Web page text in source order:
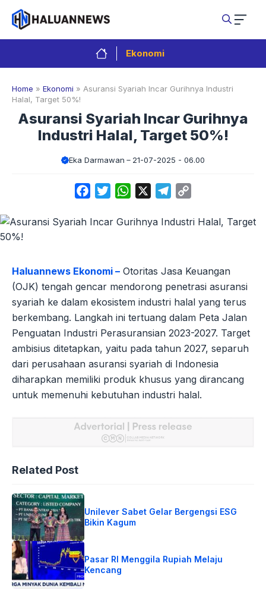
Langsung
isi
Ekonomi
Home » Ekonomi » Asuransi Syariah Incar Gurihnya Industri
Halal, Target 50%!
Asuransi Syariah Incar Gurihnya
Industri Halal, Target 50%!
Eka Darmawan 21-07-2025 - 06.00
FacebookTwitterWhatsApp Telegram
Haluannews Ekonomi – Otoritas Jasa Keuangan
(OJK) tengah gencar mendorong penetrasi asuransi
syariah ke dalam ekosistem industri halal yang terus
berkembang. Langkah ini tertuang dalam Peta Jalan
Penguatan Industri Perasuransian 2023-2027. Target
ambisius ditetapkan, yaitu pada tahun 2027, separuh
dari perusahaan asuransi syariah di Indonesia
diharapkan memiliki produk khusus yang dirancang
untuk memenuhi kebutuhan industri halal.
Related Post
Unilever Sabet Gelar Bergengsi ESG
Bikin Kagum
Pasar RI Menggila Rupiah Melaju
Kencang